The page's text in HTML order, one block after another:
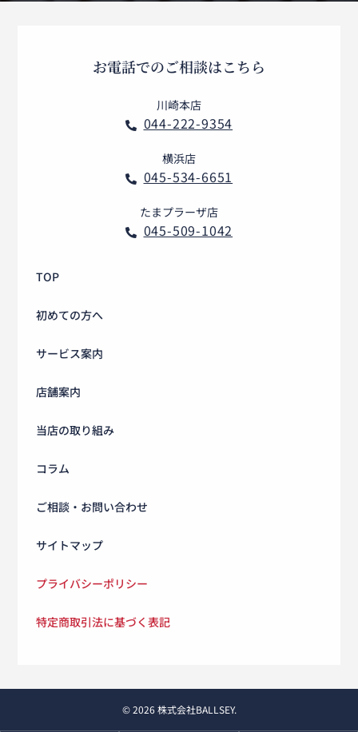
お電話でのご相談はこちら
川崎本店
 044-222-9354
横浜店
 045-534-6651
たまプラーザ店
 045-509-1042
TOP
初めての方へ
サービス案内
店舗案内
当店の取り組み
コラム
ご相談・お問い合わせ
サイトマップ
プライバシーポリシー
特定商取引法に基づく表記
© 2026 株式会社BALLSEY.